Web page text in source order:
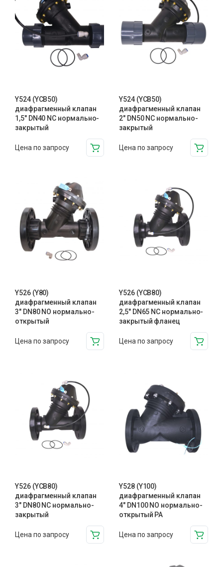
Y524 (YCB50)
диафрагменный клапан
1,5″ DN40 NC нормально-
закрытый
Цена по запросу
Y524 (YCB50)
диафрагменный клапан
2″ DN50 NC нормально-
закрытый
Цена по запросу
Y526 (Y80)
диафрагменный клапан
3″ DN80 NO нормально-
открытый
Цена по запросу
Y526 (YCB80)
диафрагменный клапан
2,5″ DN65 NC нормально-
закрытый фланец
Цена по запросу
Y526 (YCB80)
диафрагменный клапан
3″ DN80 NC нормально-
закрытый
Цена по запросу
Y528 (Y100)
диафрагменный клапан
4″ DN100 NO нормально-
открытый PA
Цена по запросу